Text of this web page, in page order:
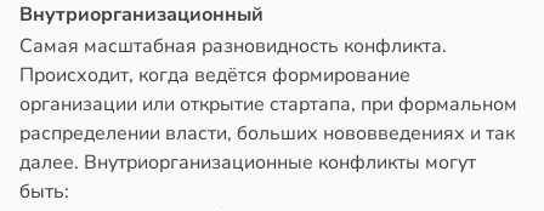
Внутриорганизационный
Самая масштабная разновидность конфликта.
Происходит, когда ведётся формирование
организации или открытие стартапа, при формальном
распределении власти, больших нововведениях и так
далее. Внутриорганизационные конфликты могут
быть: